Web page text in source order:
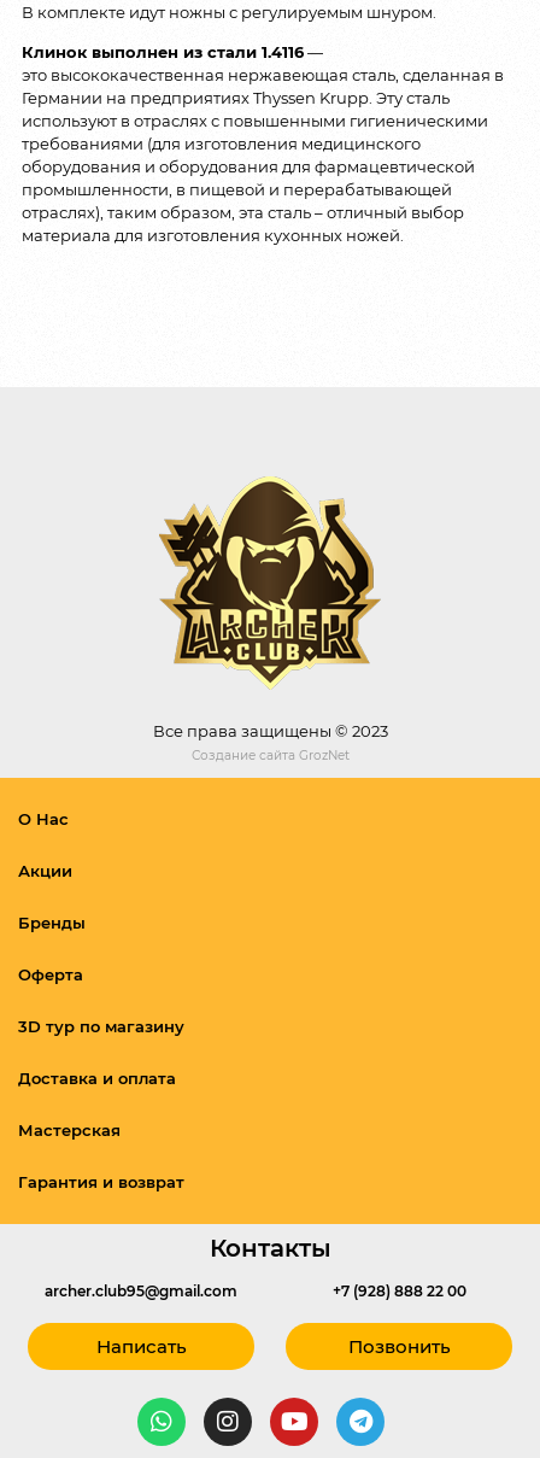
В комплекте идут ножны с регулируемым шнуром.
Клинок выполнен из стали 1.4116—
это высококачественная нержавеющая сталь, сделанная в
Германии на предприятиях Thyssen Krupp. Эту сталь
используют в отраслях с повышенными гигиеническими
требованиями (для изготовления медицинского
оборудования и оборудования для фармацевтической
промышленности, в пищевой и перерабатывающей
отраслях), таким образом, эта сталь – отличный выбор
материала для изготовления кухонных ножей.
Все права защищены © 2023
Создание сайта GrozNet
О Нас
Акции
Бренды
Оферта
3D тур по магазину
Доставка и оплата
Мастерская
Гарантия и возврат
Контакты
archer.club95@gmail.com
Написать
+7 (928) 888 22 00
Позвонить